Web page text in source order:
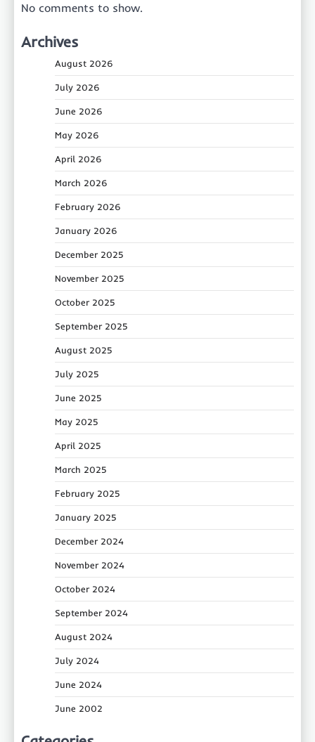
No comments to show.
Archives
August 2026
July 2026
June 2026
May 2026
April 2026
March 2026
February 2026
January 2026
December 2025
November 2025
October 2025
September 2025
August 2025
July 2025
June 2025
May 2025
April 2025
March 2025
February 2025
January 2025
December 2024
November 2024
October 2024
September 2024
August 2024
July 2024
June 2024
June 2002